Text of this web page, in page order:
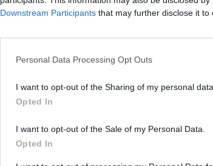
Downstream Participants that may further disclose it to
Personal Data Processing Opt Outs
I want to opt-out of the Sharing of my personal data.
Opted In
I want to opt-out of the Sale of my Personal Data.
Opted In